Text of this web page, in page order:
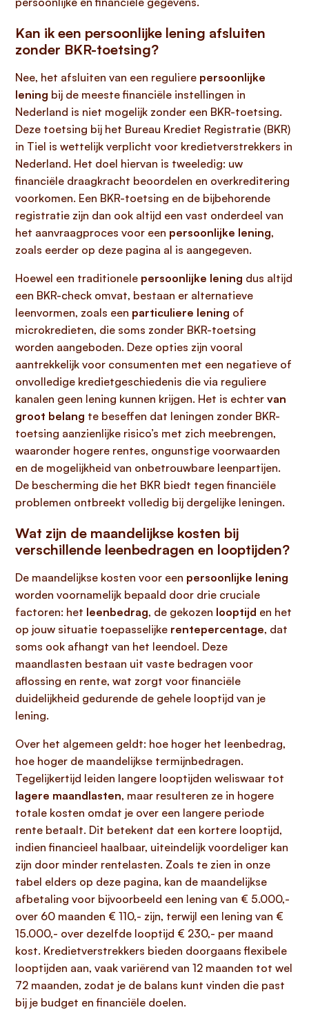
Kan ik een persoonlijke lening afsluiten
zonder BKR-toetsing?
Nee, het afsluiten van een reguliere persoonlijke
lening bij de meeste financiële instellingen in
Nederland is niet mogelijk zonder een BKR-toetsing.
Deze toetsing bij het Bureau Krediet Registratie (BKR)
in Tiel is wettelijk verplicht voor kredietverstrekkers in
Nederland. Het doel hiervan is tweeledig: uw
financiële draagkracht beoordelen en overkreditering
voorkomen. Een BKR-toetsing en de bijbehorende
registratie zijn dan ook altijd een vast onderdeel van
het aanvraagproces voor een persoonlijke lening,
zoals eerder op deze pagina al is aangegeven.
Hoewel een traditionele persoonlijke lening dus altijd
een BKR-check omvat, bestaan er alternatieve
leenvormen, zoals een particuliere lening of
microkredieten, die soms zonder BKR-toetsing
worden aangeboden. Deze opties zijn vooral
aantrekkelijk voor consumenten met een negatieve of
onvolledige kredietgeschiedenis die via reguliere
kanalen geen lening kunnen krijgen. Het is echter van
groot belang te beseffen dat leningen zonder BKR-
toetsing aanzienlijke risico’s met zich meebrengen,
waaronder hogere rentes, ongunstige voorwaarden
en de mogelijkheid van onbetrouwbare leenpartijen.
De bescherming die het BKR biedt tegen financiële
problemen ontbreekt volledig bij dergelijke leningen.
Wat zijn de maandelijkse kosten bij
verschillende leenbedragen en looptijden?
De maandelijkse kosten voor een persoonlijke lening
worden voornamelijk bepaald door drie cruciale
factoren: het leenbedrag, de gekozen looptijd en het
op jouw situatie toepasselijke rentepercentage, dat
soms ook afhangt van het leendoel. Deze
maandlasten bestaan uit vaste bedragen voor
aflossing en rente, wat zorgt voor financiële
duidelijkheid gedurende de gehele looptijd van je
lening.
Over het algemeen geldt: hoe hoger het leenbedrag,
hoe hoger de maandelijkse termijnbedragen.
Tegelijkertijd leiden langere looptijden weliswaar tot
lagere maandlasten, maar resulteren ze in hogere
totale kosten omdat je over een langere periode
rente betaalt. Dit betekent dat een kortere looptijd,
indien financieel haalbaar, uiteindelijk voordeliger kan
zijn door minder rentelasten. Zoals te zien in onze
tabel elders op deze pagina, kan de maandelijkse
afbetaling voor bijvoorbeeld een lening van € 5.000,-
over 60 maanden € 110,- zijn, terwijl een lening van €
15.000,- over dezelfde looptijd € 230,- per maand
kost. Kredietverstrekkers bieden doorgaans flexibele
looptijden aan, vaak variërend van 12 maanden tot wel
72 maanden, zodat je de balans kunt vinden die past
bij je budget en financiële doelen.